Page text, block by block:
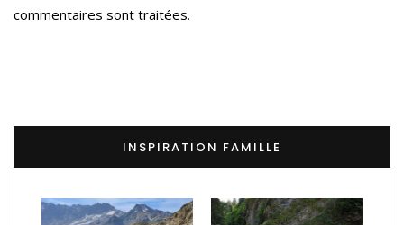
commentaires sont traitées.
INSPIRATION FAMILLE